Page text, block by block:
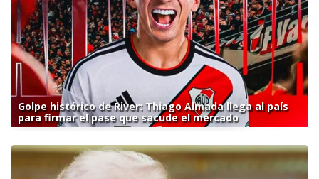
Golpe histórico de River: Thiago Almada llega al país
para firmar el pase que sacude el mercado